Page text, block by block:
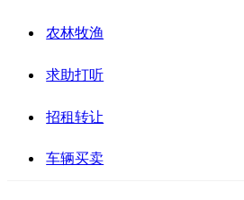
农林牧渔
求助打听
招租转让
车辆买卖